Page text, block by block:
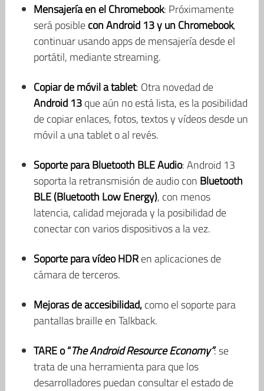
Mensajería en el Chromebook: Próximamente
será posiblecon Android 13 y un Chromebook,
continuar usando apps de mensajería desde el
portátil, mediante streaming.
Copiar de móvil a tablet: Otra novedad de
Android 13que aún no está lista, es la posibilidad
de copiar enlaces, fotos, textos y vídeos desde un
móvil a una tablet o al revés.
Soporte para Bluetooth BLE Audio: Android 13
soporta la retransmisión de audio con Bluetooth
BLE (Bluetooth Low Energy), con menos
latencia, calidad mejorada y la posibilidad de
conectar con varios dispositivos a la vez.
Soporte para vídeo HDRen aplicaciones de
cámara de terceros.
Mejoras de accesibilidad,como el soporte para
pantallas braille en Talkback.
TARE o “The Android Resource Economy”: se
trata de una herramienta para que los
desarrolladores puedan consultar el estado de